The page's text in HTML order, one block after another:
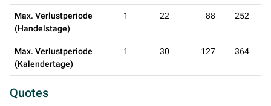
Max. Verlustperiode
(Handelstage)
1 22 88 252
Max. Verlustperiode
(Kalendertage)
1 30 127 364
Quotes